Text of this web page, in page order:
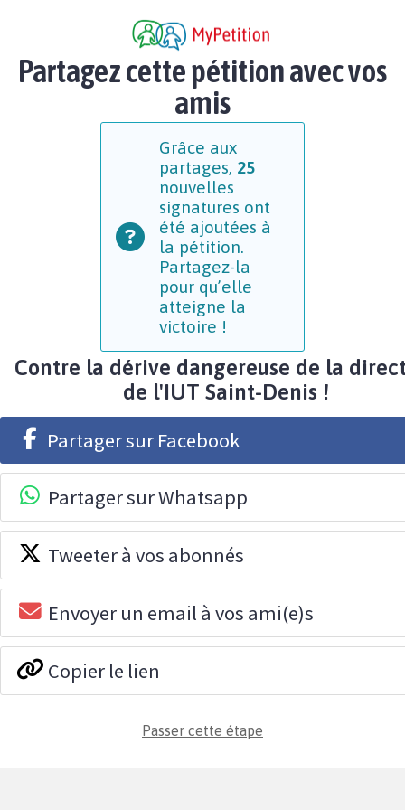
Partagez cette pétition avec vos
amis
Grâce aux
partages, 25
nouvelles
signatures ont
été ajoutées à
la pétition.
Partagez-la
pour qu’elle
atteigne la
victoire !
Contre la dérive dangereuse de la
de l'IUT Saint-Denis !
Partager sur Facebook
Partager sur Whatsapp
Tweeter à vos abonnés
Envoyer un email à vos ami(e)s
Copier le lien
Passer cette étape